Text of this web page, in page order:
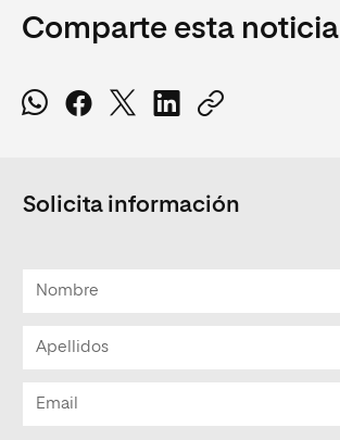
Comparte esta noticia
Solicita información